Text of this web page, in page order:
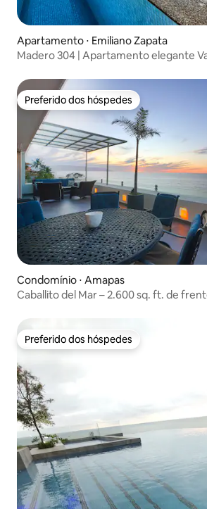
Apartamento ⋅ Emiliano Zapata
Madero 304 | Apartamento elegante
Preferido dos hóspedes
Preferido dos hóspedes
Condomínio ⋅ Amapas
Caballito del Mar – 2.600 sq. ft. de
Preferido dos hóspedes
Preferido dos hóspedes